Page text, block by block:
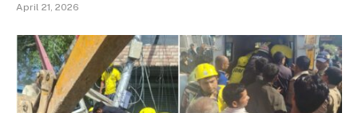
April 21, 2026